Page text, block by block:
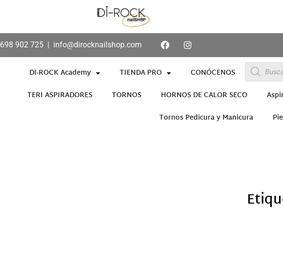
698 902 725 | info@dirocknailshop.com
DI-ROCK Academy TIENDA PRO CONÓCENOS
TERI ASPIRADORES
TORNOS HORNOS DE CALOR SECO
Tornos Pedicura y Manicura